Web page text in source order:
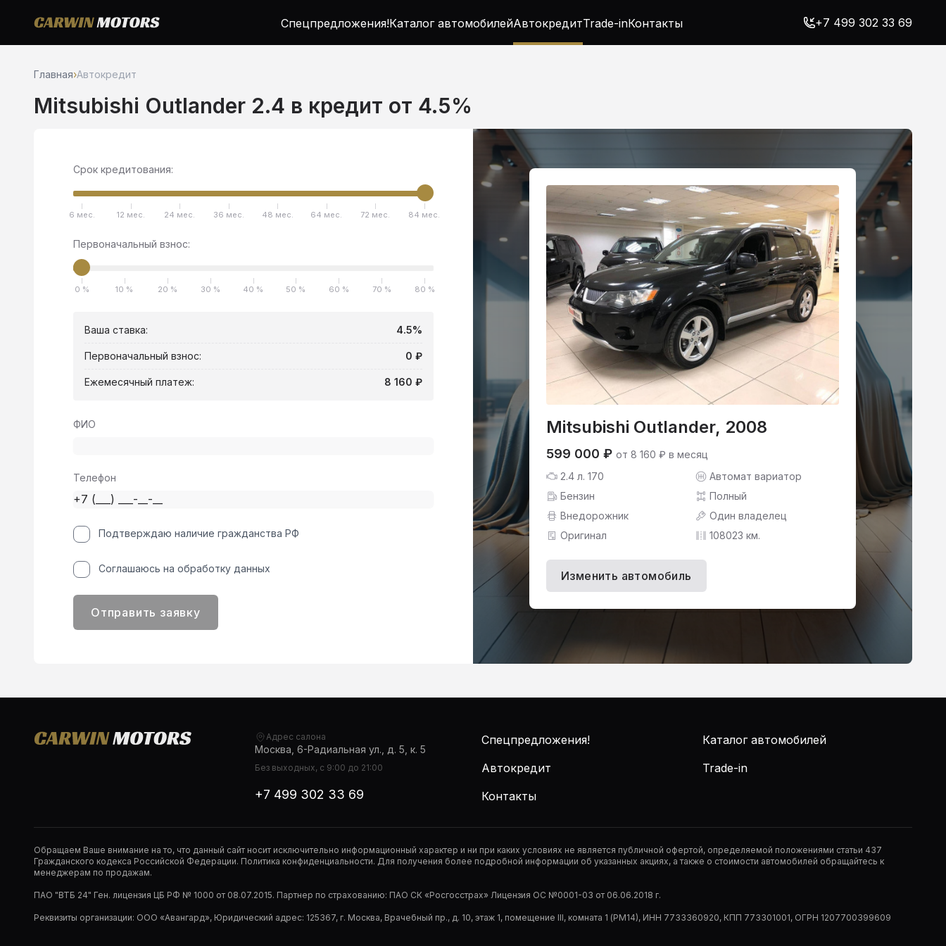
Спецпредложения!Каталог автомобилейАвтокредитTrade-inКонтакты +7 499 302 33 69
Главная›Автокредит
Mitsubishi Outlander 2.4 в кредит от 4.5%
Mitsubishi Outlander, 2008
599 000 ₽ от 8 160 ₽ в месяц
2.4 л. 170
Автомат вариатор
Бензин
Полный
Внедорожник
Один владелец
Оригинал
108023 км.
Изменить автомобиль
Срок кредитования:
6 мес. 12 мес. 24 мес. 36 мес. 48 мес. 64 мес. 72 мес. 84 мес.
Первоначальный взнос:
0 % 10 % 20 % 30 % 40 % 50 % 60 % 70 % 80 %
Ваша ставка: 4.5%
Первоначальный взнос: 0 ₽
Ежемесячный платеж: 8 160 ₽
ФИО
Телефон
Подтверждаю наличие гражданства РФ
Соглашаюсь на обработку данных
Отправить заявку
Адрес салона
Москва, 6-Радиальная ул., д. 5, к. 5
Без выходных, с 9:00 до 21:00
+7 499 302 33 69
Спецпредложения!
Каталог автомобилей
Автокредит
Trade-in
Контакты
Обращаем Ваше внимание на то, что данный сайт носит исключительно информационный характер и ни при каких условиях не является публичной офертой, определяемой положениями статьи 437
Гражданского кодекса Российской Федерации. Политика конфиденциальности. Для получения более подробной информации об указанных акциях, а также о стоимости автомобилей обращайтесь к
менеджерам по продажам.
ПАО "ВТБ 24" Ген. лицензия ЦБ РФ № 1000 от 08.07.2015. Партнер по страхованию: ПАО СК «Росгосстрах» Лицензия ОС №0001-03 от 06.06.2018 г.
Реквизиты организации: ООО «Авангард», Юридический адрес: 125367, г. Москва, Врачебный пр., д. 10, этаж 1, помещение III, комната 1 (РМ14), ИНН 7733360920, КПП 773301001, ОГРН 1207700399609